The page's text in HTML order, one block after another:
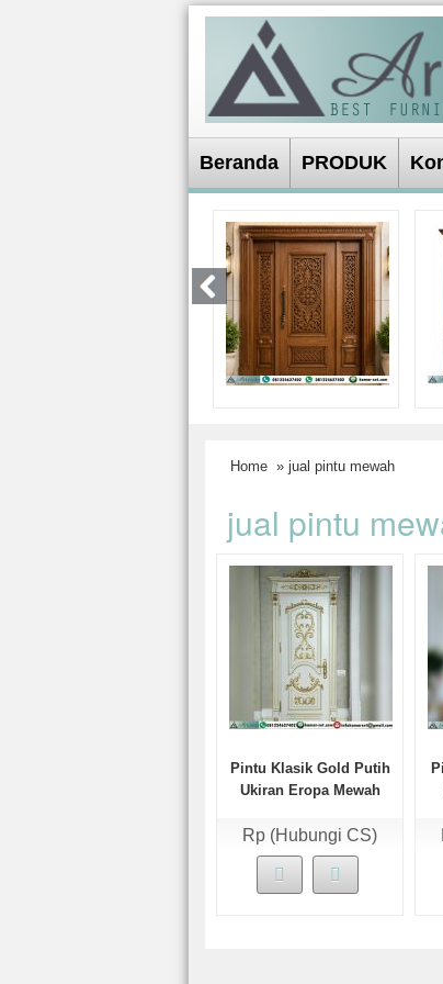
Beranda PRODUK
Home » jual pintu mewah
jual pintu
Pintu Klasik Gold Putih
Ukiran Eropa Mewah
Rp (Hubungi CS)